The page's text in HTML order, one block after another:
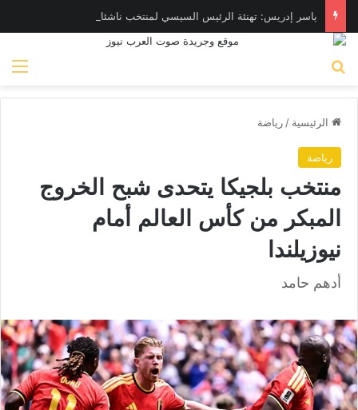
الرئيسية / رياضة
رياضة
منتخب بلجيكا يتحدى شبح الخروج
المبكر من كأس العالم أمام
نيوزيلندا
أدهم حامد